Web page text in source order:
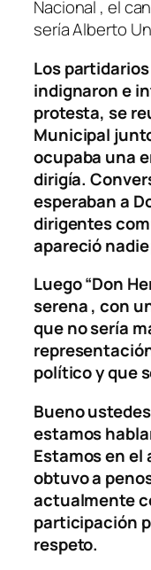
Nacional , el
sería Alberto
Los partidarios
indignaron e
protesta, se
Municipal
ocupaba una
dirigía.
esperaban a
dirigentes
apareció
Luego “Don
serena , con
que no sería
político y que
Bueno
estamos
Estamos en el
obtuvo a
actualmente
participación
respeto.